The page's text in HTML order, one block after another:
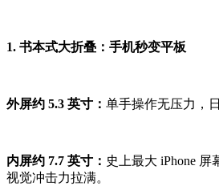
1. 书本式大折叠：手机秒变平板
外屏约 5.3 英寸： 单手操作无压力，
内屏约 7.7 英寸： 史上最大 iPhone 屏
视觉冲击力拉满。